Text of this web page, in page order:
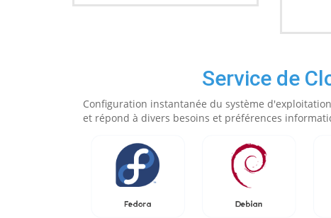
Service de
Configuration instantanée du système
et répond à divers besoins et préférences